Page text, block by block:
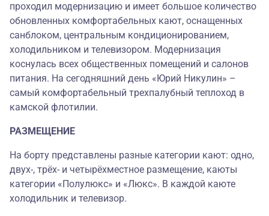
проходил модернизацию и имеет большое количество
обновленных комфортабельных кают, оснащенных
санблоком, центральным кондиционированием,
холодильником и телевизором. Модернизация
коснулась всех общественных помещений и салонов
питания. На сегодняшний день «Юрий Никулин» –
самый комфортабельный трехпалубный теплоход в
камской флотилии.
РАЗМЕЩЕНИЕ
На борту представлены разные категории кают: одно,
двух-, трёх- и четырёхместное размещение, каюты
категории «Полулюкс» и «Люкс». В каждой каюте
холодильник и телевизор.